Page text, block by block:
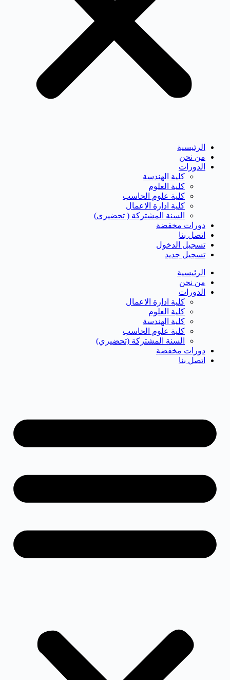
الرئيسية
من نحن
الدورات
كلية الهندسة
كلية العلوم
كلية علوم الحاسب
كلية ادارة الاعمال
السنة المشتركة ( تحضيرى)
دورات مخفضة
اتصل بنا
تسجيل الدخول
تسجيل جديد
الرئيسية
من نحن
الدورات
كلية ادارة الاعمال
كلية العلوم
كلية الهندسة
كلية علوم الحاسب
السنة المشتركة (تحضيري)
دورات مخفضة
اتصل بنا